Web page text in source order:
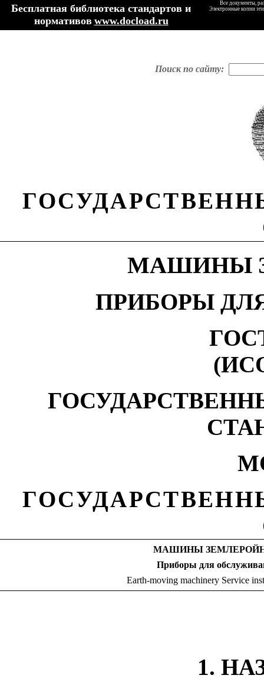
Бесплатная библиотека стандартов и
нормативов www.docload.ru
Все документы,
Электронные копии
Поиск по сайту:
МАШИНЫ
ПРИБОРЫ
МАШИНЫ
Приборы для
Earth-moving machinery Service
1.